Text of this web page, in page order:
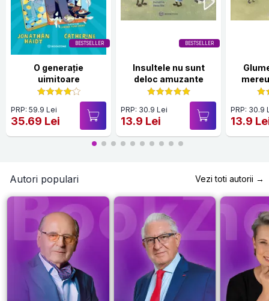
BESTSELLER
O generație
uimitoare
PRP: 59.9 Lei
35.69 Lei
BESTSELLER
Insultele nu sunt
deloc amuzante
PRP: 30.9 Lei
13.9 Lei
PRP: 30.9
13.9
Autori populari Vezi toti autorii →